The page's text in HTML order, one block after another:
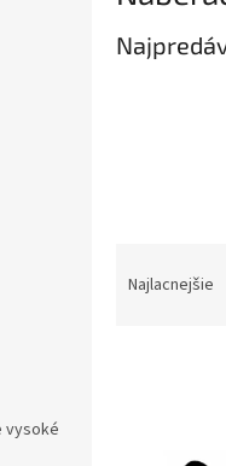
vysoké
Najlacnejšie